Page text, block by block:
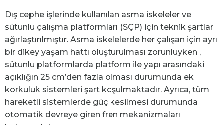
Dış cephe işlerinde kullanılan asma iskeleler ve
sütunlu çalışma platformları (SÇP) için teknik şartlar
ağırlaştırılmıştır. Asma iskelelerde her çalışan için ayrı
bir dikey yaşam hattı oluşturulması zorunluyken ,
sütunlu platformlarda platform ile yapı arasındaki
açıklığın 25 cm’den fazla olması durumunda ek
korkuluk sistemleri şart koşulmaktadır. Ayrıca, tüm
hareketli sistemlerde güç kesilmesi durumunda
otomatik devreye giren fren mekanizmaları